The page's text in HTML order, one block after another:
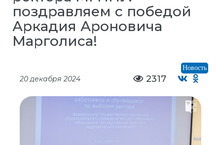
поздравляем с победой
Аркадия Ароновича
Марголиса!
Новость
20 декабря 2024 2317